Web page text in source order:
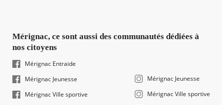
Mérignac, ce sont aussi des communautés dédiées à
nos citoyens
Mérignac Entraide
Mérignac Jeunesse
Mérignac Ville sportive
Mérignac Jeunesse
Mérignac Ville sportive